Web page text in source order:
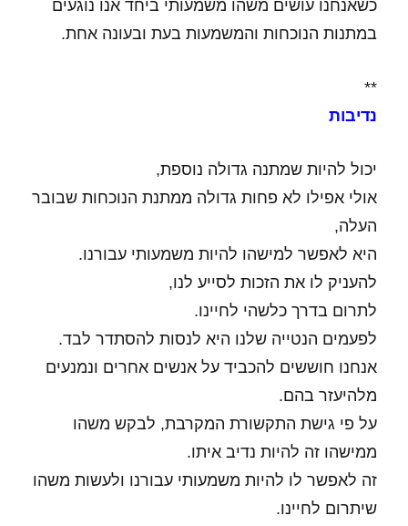
כשאנחנו עושים משהו משמעותי ביחד אנו נוגעים
במתנות הנוכחות והמשמעות בעת ובעונה אחת.
**
נדיבות
יכול להיות שמתנה גדולה נוספת,
אולי אפילו לא פחות גדולה ממתנת הנוכחות שבובר
העלה,
היא לאפשר למישהו להיות משמעותי עבורנו.
להעניק לו את הזכות לסייע לנו,
לתרום בדרך כלשהי לחיינו.
לפעמים הנטייה שלנו היא לנסות להסתדר לבד.
אנחנו חוששים להכביד על אנשים אחרים ונמנעים
מלהיעזר בהם.
על פי גישת התקשורת המקרבת, לבקש משהו
ממישהו זה להיות נדיב איתו.
זה לאפשר לו להיות משמעותי עבורנו ולעשות משהו
שיתרום לחיינו.